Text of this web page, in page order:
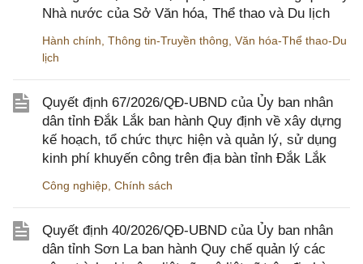
Nhà nước của Sở Văn hóa, Thể thao và Du lịch
Hành chính Thông tin-Truyền thông Văn hóa-Thể thao-Du
lịch
Quyết định 67/2026/QĐ-UBND của Ủy ban nhân
dân tỉnh Đắk Lắk ban hành Quy định về xây dựng
kế hoạch, tổ chức thực hiện và quản lý, sử dụng
kinh phí khuyến công trên địa bàn tỉnh Đắk Lắk
Công nghiệp Chính sách
Quyết định 40/2026/QĐ-UBND của Ủy ban nhân
dân tỉnh Sơn La ban hành Quy chế quản lý các